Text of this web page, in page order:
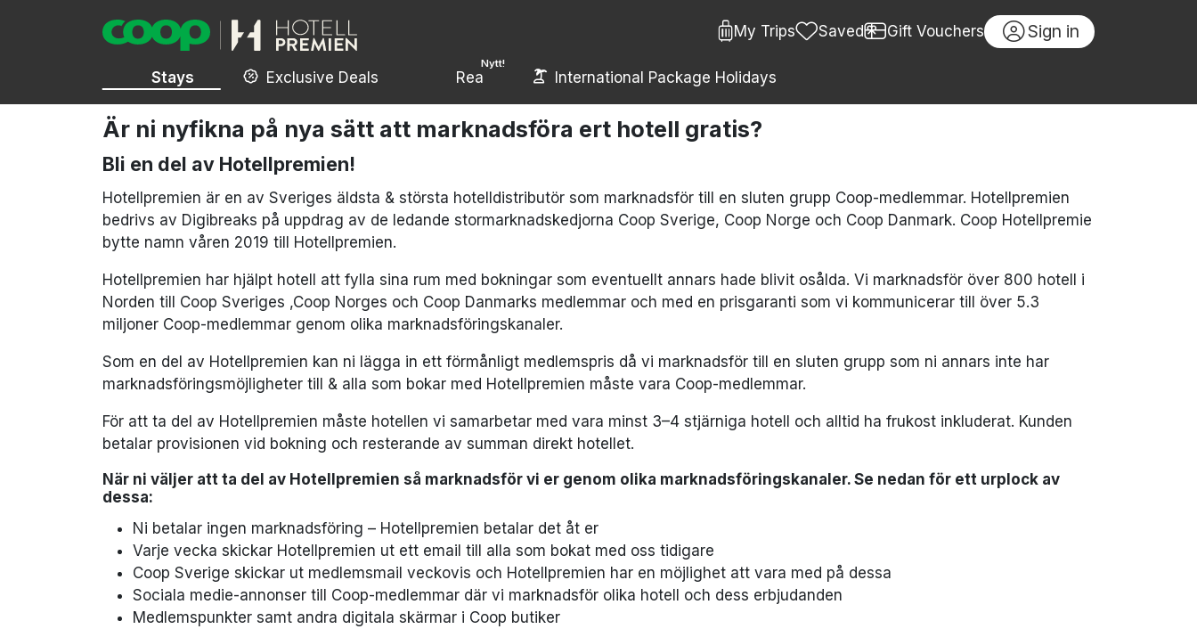
My Trips Saved Gift Vouchers Sign in
Stays Exclusive Deals
Nytt!
Rea International Package Holidays
Är ni nyfikna på nya sätt att marknadsföra ert hotell gratis?
Bli en del av Hotellpremien!
Hotellpremien är en av Sveriges äldsta & största hotelldistributör som marknadsför till en sluten grupp Coop-medlemmar. Hotellpremien
bedrivs av Digibreaks på uppdrag av de ledande stormarknadskedjorna Coop Sverige, Coop Norge och Coop Danmark. Coop Hotellpremie
bytte namn våren 2019 till Hotellpremien.
Hotellpremien har hjälpt hotell att fylla sina rum med bokningar som eventuellt annars hade blivit osålda. Vi marknadsför över 800 hotell i
Norden till Coop Sveriges ,Coop Norges och Coop Danmarks medlemmar och med en prisgaranti som vi kommunicerar till över 5.3
miljoner Coop-medlemmar genom olika marknadsföringskanaler.
Som en del av Hotellpremien kan ni lägga in ett förmånligt medlemspris då vi marknadsför till en sluten grupp som ni annars inte har
marknadsföringsmöjligheter till & alla som bokar med Hotellpremien måste vara Coop-medlemmar.
För att ta del av Hotellpremien måste hotellen vi samarbetar med vara minst 3–4 stjärniga hotell och alltid ha frukost inkluderat. Kunden
betalar provisionen vid bokning och resterande av summan direkt hotellet.
När ni väljer att ta del av Hotellpremien så marknadsför vi er genom olika marknadsföringskanaler. Se nedan för ett urplock av
dessa:
Ni betalar ingen marknadsföring – Hotellpremien betalar det åt er
Varje vecka skickar Hotellpremien ut ett email till alla som bokat med oss tidigare
Coop Sverige skickar ut medlemsmail veckovis och Hotellpremien har en möjlighet att vara med på dessa
Sociala medie-annonser till Coop-medlemmar där vi marknadsför olika hotell och dess erbjudanden
Medlemspunkter samt andra digitala skärmar i Coop butiker